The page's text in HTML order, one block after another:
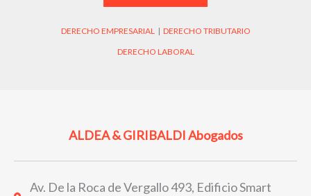
DERECHO EMPRESARIAL| DERECHO TRIBUTARIO
DERECHO LABORAL
ALDEA & GIRIBALDI Abogados
Av. De la Roca de Vergallo 493, Edificio Smart